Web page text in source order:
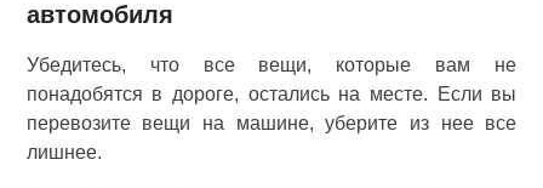
автомобиля
Убедитесь, что все вещи, которые вам не
понадобятся в дороге, остались на месте. Если вы
перевозите вещи на машине, уберите из нее все
лишнее.